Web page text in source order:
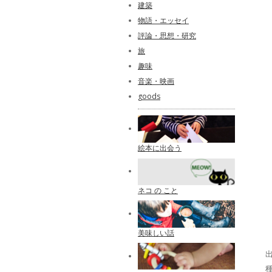
建築
物語・エッセイ
評論・思想・研究
旅
趣味
音楽・映画
goods
絵本に出会う
ネコ の こと
美味しい話